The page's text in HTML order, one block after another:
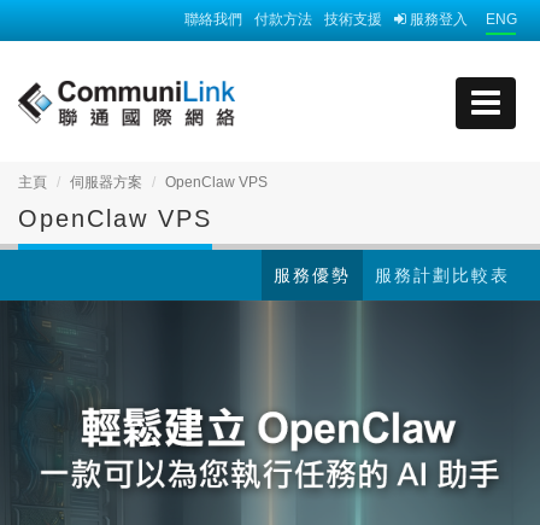
ENG
服務登入
技術支援
付款方法
聯絡我們
主頁 伺服器方案 OpenClaw VPS
OpenClaw VPS
服務計劃比較表
服務優勢